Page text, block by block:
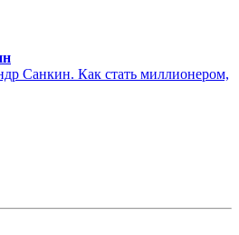
Санкин. Как стать миллионером,